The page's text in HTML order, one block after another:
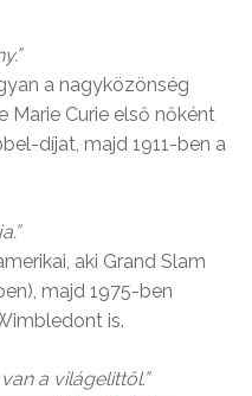
a nagyközönség
Marie Curie első nőként
díjat, majd 1911-ben a
aki Grand Slam
majd 1975-ben
is.
a világelittől.”